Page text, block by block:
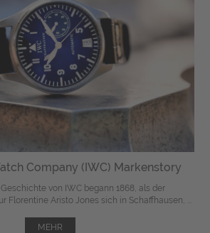
Company (IWC) Markenstory
von IWC begann 1868, als der
Florentine Aristo Jones sich in Schaffhausen, ...
MEHR